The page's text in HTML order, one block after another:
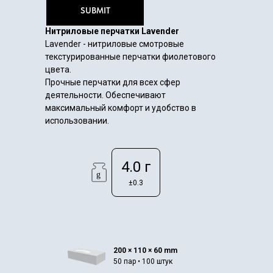
200 × 110 × 60 mm
50 пар • 100 штук
Нитриловые перчатки Lavender
Lavender - нитриловые смотровые
текстурированные перчатки фиолетового
цвета.
Прочные перчатки для всех сфер
деятельности. Обеспечивают
максимальный комфорт и удобство в
использовании.
4.0 г
±0.3
SUBMIT